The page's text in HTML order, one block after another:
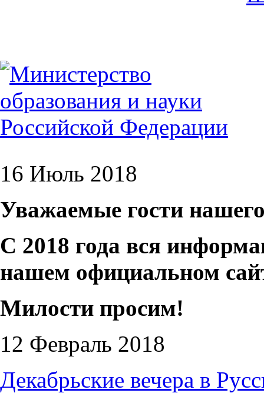
16 Июль 2018
Уважаемые гости
С 2018 года вся
нашем официальном
Милости просим!
12 Февраль 2018
Декабрьские вечера в